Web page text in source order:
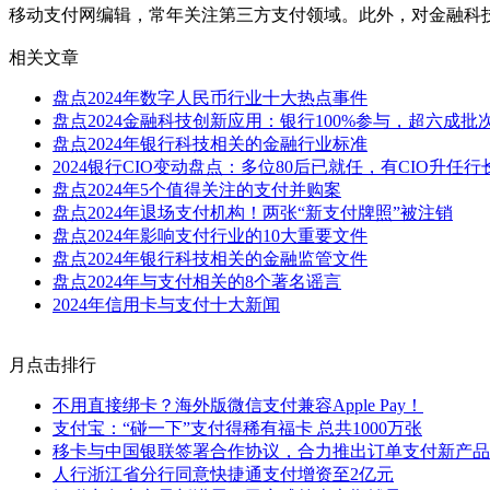
移动支付网编辑，常年关注第三方支付领域。此外，对金融
相关文章
盘点2024年数字人民币行业十大热点事件
盘点2024金融科技创新应用：银行100%参与，超六成批
盘点2024年银行科技相关的金融行业标准
2024银行CIO变动盘点：多位80后已就任，有CIO升任行
盘点2024年5个值得关注的支付并购案
盘点2024年退场支付机构！两张“新支付牌照”被注销
盘点2024年影响支付行业的10大重要文件
盘点2024年银行科技相关的金融监管文件
盘点2024年与支付相关的8个著名谣言
2024年信用卡与支付十大新闻
月点击排行
不用直接绑卡？海外版微信支付兼容Apple Pay！
支付宝：“碰一下”支付得稀有福卡 总共1000万张
移卡与中国银联签署合作协议，合力推出订单支付新产品
人行浙江省分行同意快捷通支付增资至2亿元